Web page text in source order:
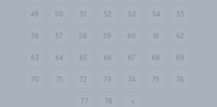
49 50 51 52 53 54 55
56 57 58 59 60 61 62
63 64 65 66 67 68 69
70 71 72 73 74 75 76
77 78 »